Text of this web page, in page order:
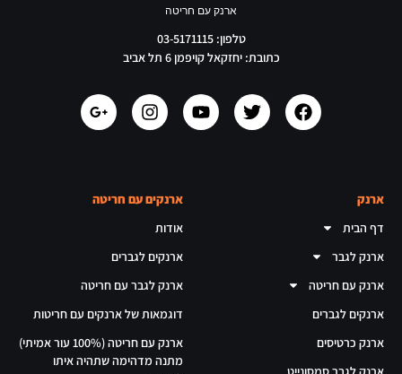
ארנק עם חריטה
טלפון: 03-5171115
כתובת: יחזקאל קויפמן 6 תל אביב
ארנק
דף הבית
ארנק לגבר
ארנק עם חריטה
ארנקים לגברים
ארנק כרטיסים
ארנקים עם חריטה
אודות
ארנקים לגברים
ארנק לגבר עם חריטה
דוגמאות של ארנקים עם חריטות
ארנק עם חריטה (100% עור אמיתי)
מתנה מדהימה שתהיה איתו